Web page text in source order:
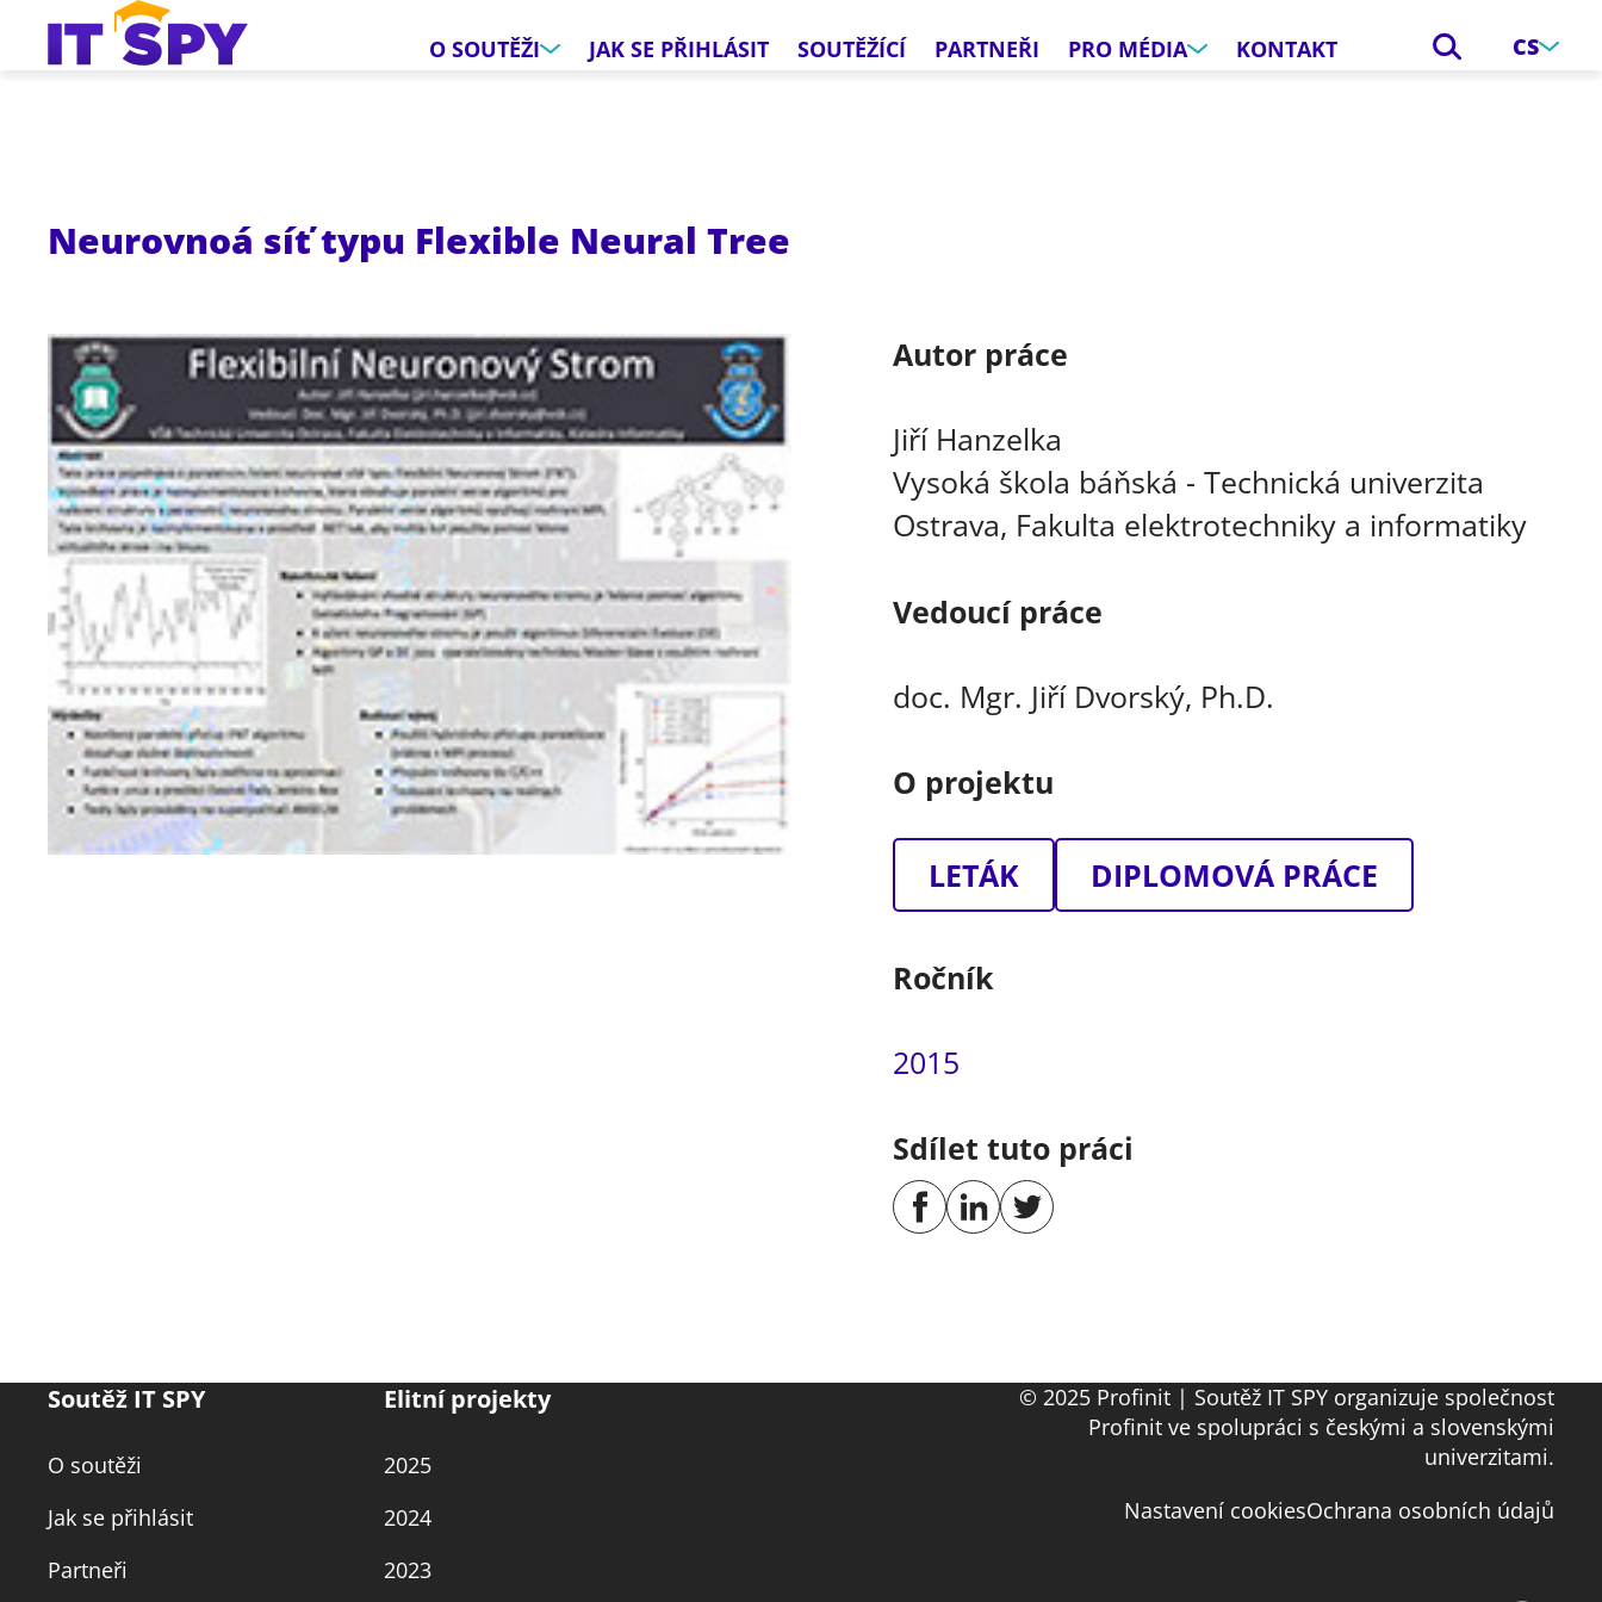
O SOUTĚŽI JAK SE PŘIHLÁSIT SOUTĚŽÍCÍ PARTNEŘI PRO MÉDIA KONTAKT CS
Neurovnoá síť typu Flexible Neural Tree
Autor práce
Jiří Hanzelka
Vysoká škola báňská - Technická univerzita
Ostrava, Fakulta elektrotechniky a informatiky
Vedoucí práce
doc. Mgr. Jiří Dvorský, Ph.D.
O projektu
LETÁK DIPLOMOVÁ PRÁCE
Ročník
2015
Sdílet tuto práci
Soutěž IT SPY
O soutěži
Jak se přihlásit
Partneři
Elitní projekty
2025
2024
2023
© 2025 Profinit | Soutěž IT SPY organizuje společnost
Profinit ve spolupráci s českými a slovenskými
univerzitami.
Nastavení cookiesOchrana osobních údajů